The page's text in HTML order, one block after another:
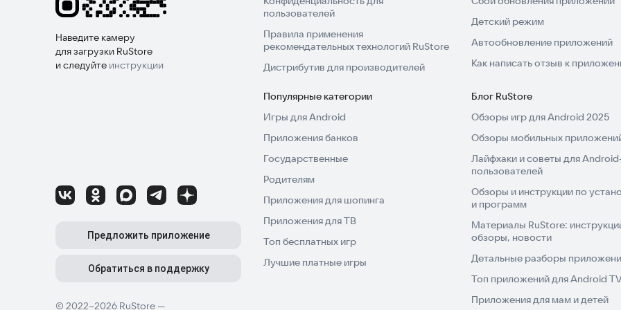
Попробуйте приложение iCall прямо сейчас и оцените его возможности!
Наведите камеру
для загрузки RuStore
и следуйте инструкции
© 2022–2026 RuStore —
Предложить приложение
Обратиться в поддержку
пользователей
Правила применения
рекомендательных технологий RuStore
Дистрибутив для производителей
Детский режим
Автообновление приложений
Как написать отзыв к
Популярные категории
Игры для Android
Приложения банков
Государственные
Родителям
Приложения для шопинга
Приложения для ТВ
Топ бесплатных игр
Лучшие платные игры
Блог RuStore
Обзоры игр для Android 2025
Обзоры мобильных
Лайфхаки и советы для
пользователей
Обзоры и инструкции по
и программ
Материалы RuStore:
обзоры, новости
Детальные разборы
Топ приложений для Android
Приложения для мам и детей